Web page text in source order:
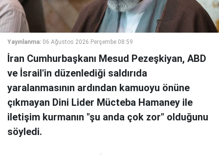
Yayınlanma: 06 Ağustos 2026 Perşembe 08:59
İran Cumhurbaşkanı Mesud Pezeşkiyan, ABD
ve İsrail'in düzenlediği saldırıda
yaralanmasının ardından kamuoyu önüne
çıkmayan Dini Lider Mücteba Hamaney ile
iletişim kurmanın "şu anda çok zor" olduğunu
söyledi.